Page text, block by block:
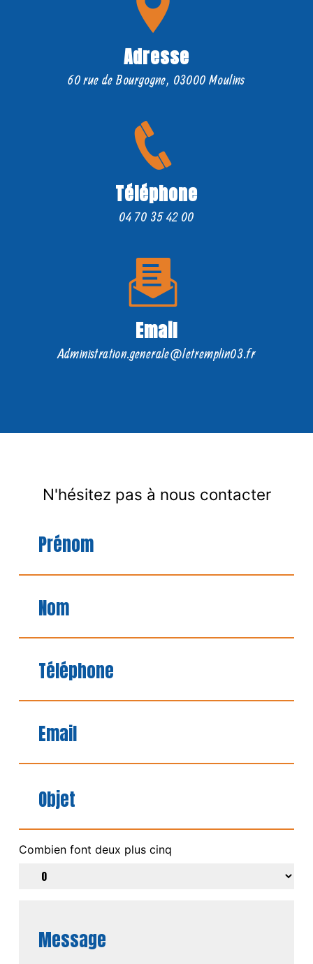
Adresse
60 rue de Bourgogne, 03000 Moulins
Téléphone
04 70 35 42 00
Email
administration.generale@letremplin03.fr
N'hésitez pas à nous contacter
Combien font deux plus cinq